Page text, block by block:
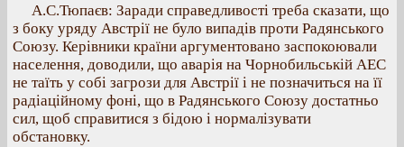
А.С.Тюпаєв: Заради справедливості треба сказати, що
з боку уряду Австрії не було випадів проти Радянського
Союзу. Керівники країни аргументовано заспокоювали
населення, доводили, що аварія на Чорнобильській АЕС
не таїть у собі загрози для Австрії і не позначиться на її
радіаційному фоні, що в Радянського Союзу достатньо
сил, щоб справитися з бідою і нормалізувати
обстановку.